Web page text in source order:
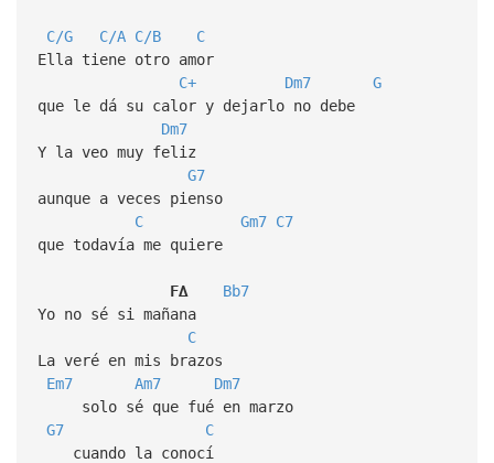
C/G C/A C/B
C
Ella tiene otro amor
C+
Dm7
G
que le dá su calor y dejarlo no debe
Dm7
Y la veo muy feliz
G7
aunque a veces pienso
C
Gm7 C7
que todavía me quiere
F∆
Bb7
Yo no sé si mañana
C
La veré en mis brazos
Em7
Am7
Dm7
solo sé que fué en marzo
G7
C
cuando la conocí